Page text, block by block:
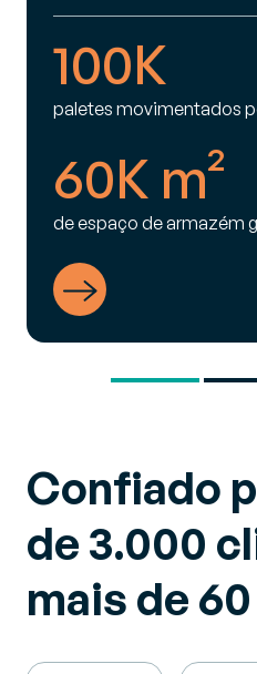
100K
paletes movimentados
60K m²
de espaço de armazém
Ver caso de
Confiado
de 3.000
mais de